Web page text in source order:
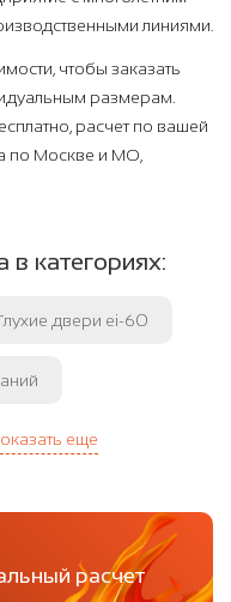
линиями.
чтобы заказать
размерам.
расчет по вашей
по Москве и МО,
в категориях:
двери ei-60
еще
расчет